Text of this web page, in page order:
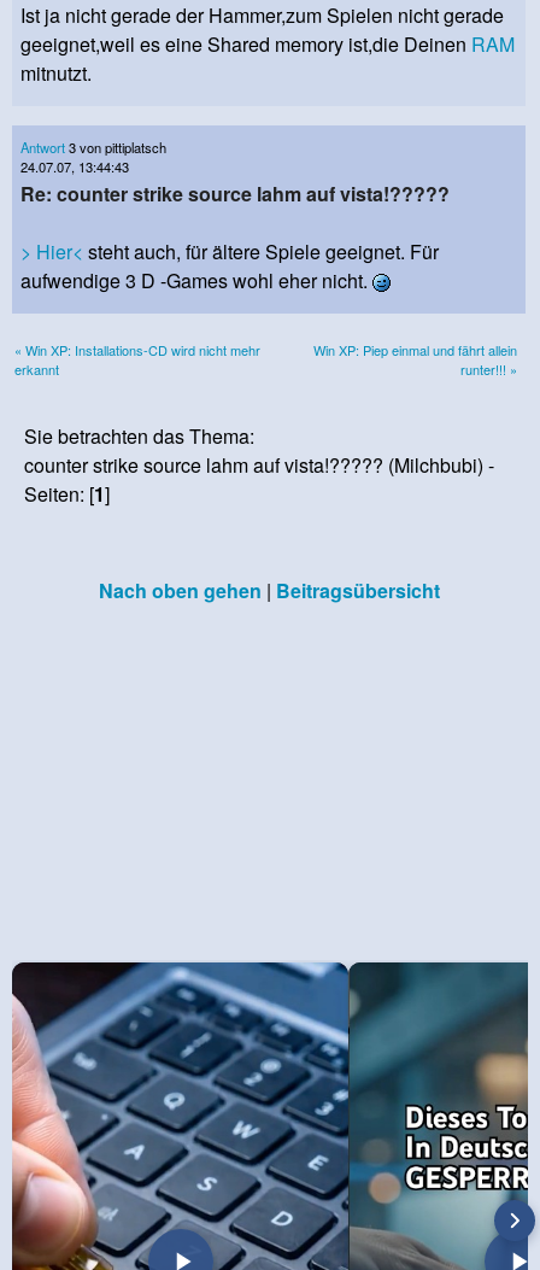
Ist ja nicht gerade der Hammer,zum Spielen nicht gerade
geeignet,weil es eine Shared memory ist,die Deinen RAM
mitnutzt.
Antwort3 von pittiplatsch
24.07.07, 13:44:43
Re: counter strike source lahm auf vista!?????
> Hier< steht auch, für ältere Spiele geeignet. Für
aufwendige 3 D -Games wohl eher nicht.
« Win XP: Installations-CD wird nicht mehr
erkannt
Win XP: Piep einmal und fährt allein
runter!!! »
Sie betrachten das Thema:
counter strike source lahm auf vista!????? (Milchbubi) -
Seiten: [1]
Nach oben gehen | Beitragsübersicht